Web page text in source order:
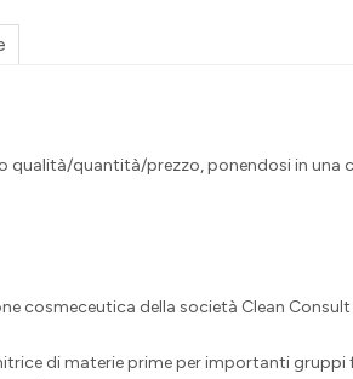
quantità/prezzo, ponendosi in
cosmeceutica della società Clean
di materie prime per importanti gruppi